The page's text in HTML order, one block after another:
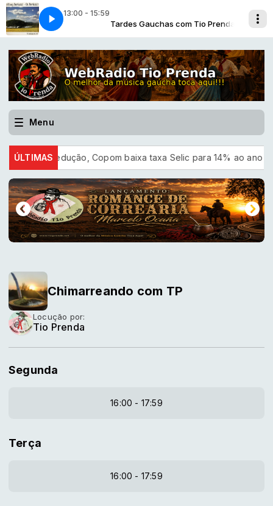
13:00 - 15:59
Tio Prenda Tardes Gauchas com Tio Prenda
Na Forma - Os Bertussi
Menu
ÚLTIMAS
Em nova redução, Copom baixa taxa Selic para 14% ao ano
Chimarreando com TP
Locução por:
Tio Prenda
Segunda
16:00 - 17:59
Terça
16:00 - 17:59